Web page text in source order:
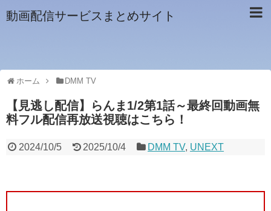
動画配信サービスまとめサイト
ホーム DMM TV
【見逃し配信】らんま1/2第1話～最終回動画無
料フル配信再放送視聴はこちら！
2024/10/5 2025/10/4 DMM TV, UNEXT